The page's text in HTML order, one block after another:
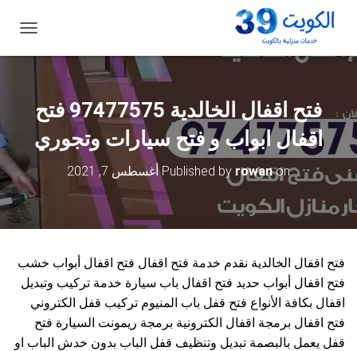
ب
ن
ق
ل
فتح اقفال الخالدية 97477575 فتح
اقفال ابواب و فتح سيارات وتجوري
Published by rowanon أغسطس 7, 2021
فتح اقفال الخالدية نقدم خدمة فتح اقفال فتح اقفال أبواب خشب
فتح اقفال أبواب حديد فتح اقفال باب سيارة خدمة تركيب وتبديل
اقفال بكافة الأنواع فتح قفل باب المنيوم تركيب قفل الكتروني
فتح اقفال برمجة اقفال الكترونية برمجة ريمونت السيارة فتح
قفل يعمل بالبصمة تبديل وتنظيف قفل الباب بدون خدش الباب او